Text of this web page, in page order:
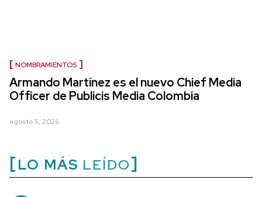
NOMBRAMIENTOS
Armando Martínez es el nuevo Chief Media
Officer de Publicis Media Colombia
agosto 5, 2026
LO MÁS LEÍDO